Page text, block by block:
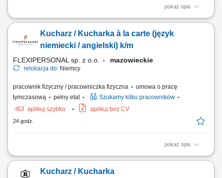
pokaż opis
Opis stanowiska: Przygotowywanie dań à la carte; Dbanie o smak,
zapasów i organizacja pracy; Utrzymanie porządku i standardów
higieny; Czego oczekujemy: Doświadczenia jako kucharz; Znajomości
Kucharz / Kucharka à la carte (język
niemiecki / angielski) k/m
FLEXIPERSONAL sp. z o.o. mazowieckie
relokacja do: Niemcy
pracownik fizyczny / pracowniczka fizyczna
umowa o pracę
tymczasową
pełny etat
Szukamy kilku pracowników
aplikuj szybko
aplikuj bez CV
24 godz.
pokaż opis
Opis stanowiska Samodzielne prowadzenie powierzonej sekcji
Monitorowanie standardów jakościowych oraz dbałość o powtarzalność
Kucharz / Kucharka